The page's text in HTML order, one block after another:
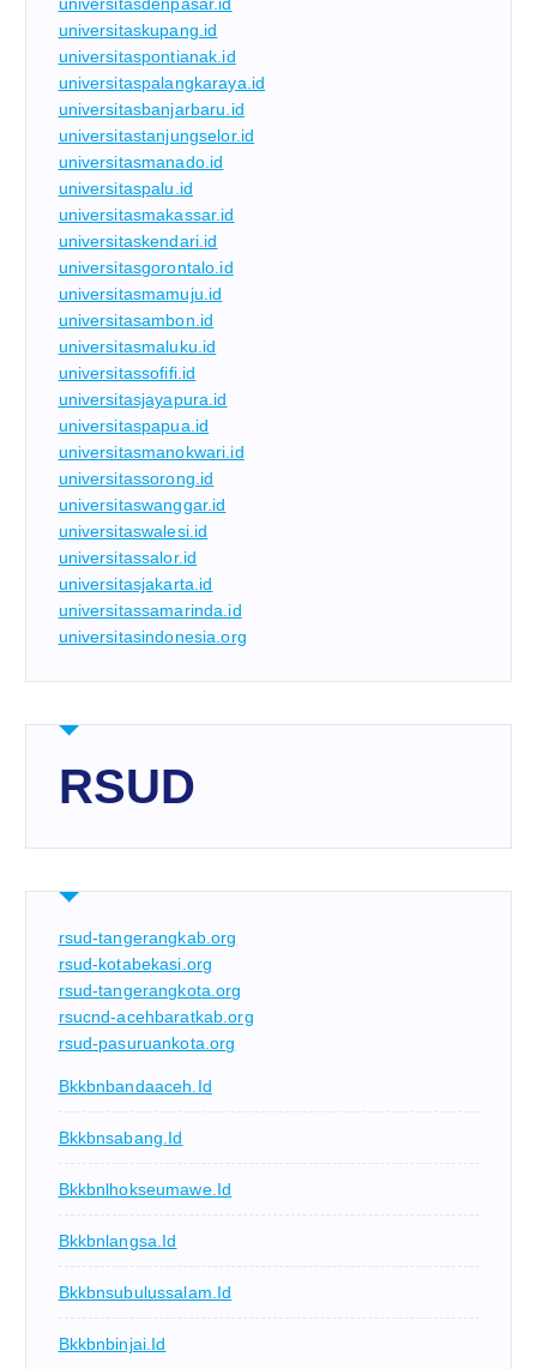
universitaskupang.id
universitaspontianak.id
universitaspalangkaraya.id
universitasbanjarbaru.id
universitastanjungselor.id
universitasmanado.id
universitaspalu.id
universitasmakassar.id
universitaskendari.id
universitasgorontalo.id
universitasmamuju.id
universitasambon.id
universitasmaluku.id
universitassofifi.id
universitasjayapura.id
universitaspapua.id
universitasmanokwari.id
universitassorong.id
universitaswanggar.id
universitaswalesi.id
universitassalor.id
universitasjakarta.id
universitassamarinda.id
universitasindonesia.org
RSUD
rsud-tangerangkab.org
rsud-kotabekasi.org
rsud-tangerangkota.org
rsucnd-acehbaratkab.org
rsud-pasuruankota.org
Bkkbnbandaaceh.id
Bkkbnsabang.id
Bkkbnlhokseumawe.id
Bkkbnlangsa.id
Bkkbnsubulussalam.id
Bkkbnbinjai.id